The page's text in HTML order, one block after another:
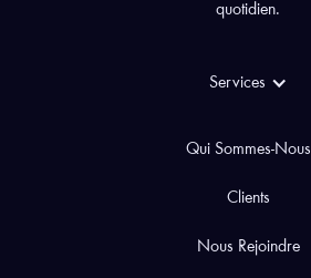
quotidien.
Services
Qui Sommes-Nous
Clients
Nous Rejoindre